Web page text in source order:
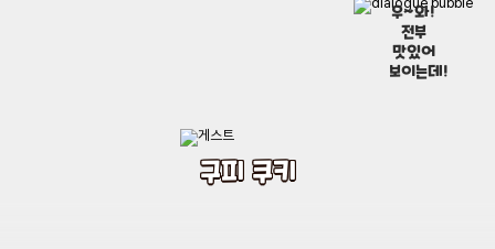
우~와!
전부
맛있어
보이는데!
구피 쿠키